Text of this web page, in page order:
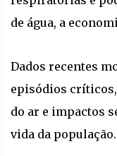
de água, a
Dados recentes
episódios
do ar e impactos
vida da população.